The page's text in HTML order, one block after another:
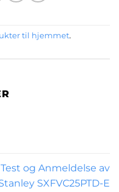
til hjemmet.
Test og Anmeldelse av
SXFVC25PTD-E